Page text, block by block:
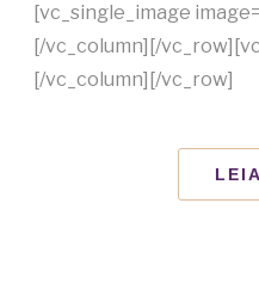
[vc_single_image
[/vc_column][/
[/vc_column][/vc_row]